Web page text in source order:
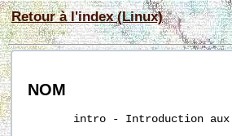
Retour à l'index (Linux)
NOM
intro - Introduction